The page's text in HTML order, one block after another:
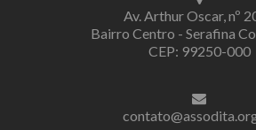
Av. Arthur Oscar, nº
Bairro Centro - Serafina
CEP: 99250-000